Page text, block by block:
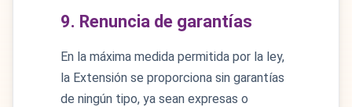
9. Renuncia de garantías
En la máxima medida permitida por la ley,
la Extensión se proporciona sin garantías
de ningún tipo, ya sean expresas o